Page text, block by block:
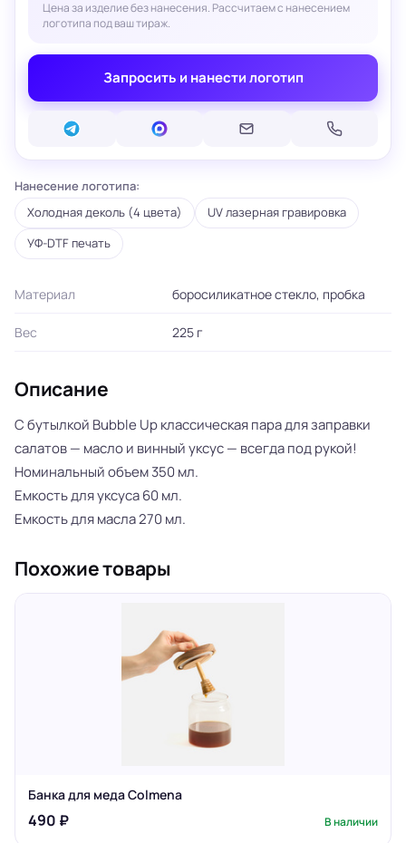
Цена за изделие без нанесения. Рассчитаем с нанесением
логотипа под ваш тираж.
Запросить и нанести логотип
Нанесение логотипа:
Холодная деколь (4 цвета)
UV лазерная гравировка
УФ-DTF печать
Материал боросиликатное стекло, пробка
Вес 225 г
Описание
С бутылкой Bubble Up классическая пара для заправки
салатов — масло и винный уксус — всегда под рукой!
Номинальный объем 350 мл.
Емкость для уксуса 60 мл.
Емкость для масла 270 мл.
Похожие товары
Банка для меда Colmena
490 ₽ В наличии